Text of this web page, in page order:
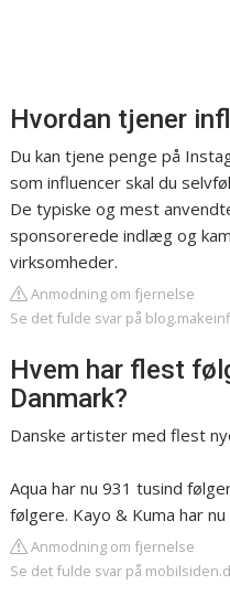
Hvordan tjener
Du kan tjene penge på
som influencer skal du
De typiske og mest
sponsorerede indlæg og
virksomheder.
Anmodning om fjernelse
Se det fulde svar på
Hvem har flest
Danmark?
Danske artister med flest
Aqua har nu 931 tusind
følgere. Kayo & Kuma har
Anmodning om fjernelse
Se det fulde svar på